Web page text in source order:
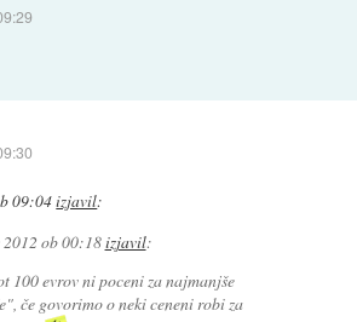
09:04izjavil:
2012 ob 00:18izjavil:
100 evrov ni poceni za najmanjše
če govorimo o neki ceneni robi za